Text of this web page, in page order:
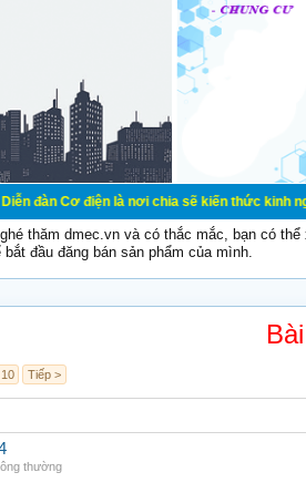
là nơi chia sẽ kiến thức kinh nghiệm
thăm dmec.vn và có thắc mắc, bạn có
bắt đầu đăng bán sản phẩm của mình.
10 Tiếp >
thường